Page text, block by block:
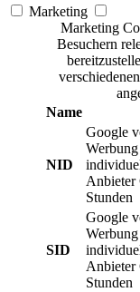
Marketing
Marketing
Besuchern
Name
NID
Google
Anbieter
Stunden
SID
Google
Anbieter
Stunden